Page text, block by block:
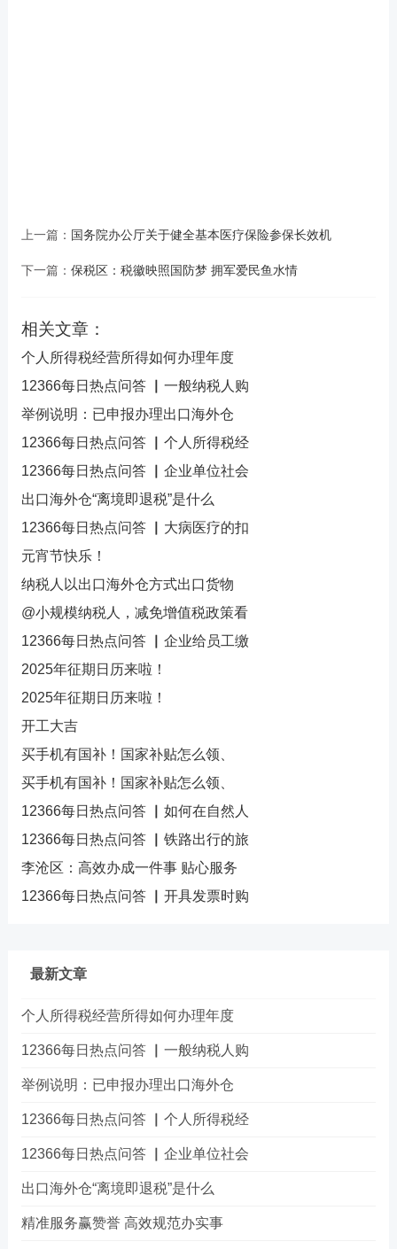
上一篇： 国务院办公厅关于健全基本医疗保险参保长效机
下一篇： 保税区：税徽映照国防梦 拥军爱民鱼水情
相关文章：
个人所得税经营所得如何办理年度
12366每日热点问答 ▏一般纳税人购
举例说明：已申报办理出口海外仓
12366每日热点问答 ▏个人所得税经
12366每日热点问答 ▏企业单位社会
出口海外仓“离境即退税”是什么
12366每日热点问答 ▏大病医疗的扣
元宵节快乐！
纳税人以出口海外仓方式出口货物
@小规模纳税人，减免增值税政策看
12366每日热点问答 ▏企业给员工缴
2025年征期日历来啦！
2025年征期日历来啦！
开工大吉
买手机有国补！国家补贴怎么领、
买手机有国补！国家补贴怎么领、
12366每日热点问答 ▏如何在自然人
12366每日热点问答 ▏铁路出行的旅
李沧区：高效办成一件事 贴心服务
12366每日热点问答 ▏开具发票时购
最新文章
个人所得税经营所得如何办理年度
12366每日热点问答 ▏一般纳税人购
举例说明：已申报办理出口海外仓
12366每日热点问答 ▏个人所得税经
12366每日热点问答 ▏企业单位社会
出口海外仓“离境即退税”是什么
精准服务赢赞誉 高效规范办实事